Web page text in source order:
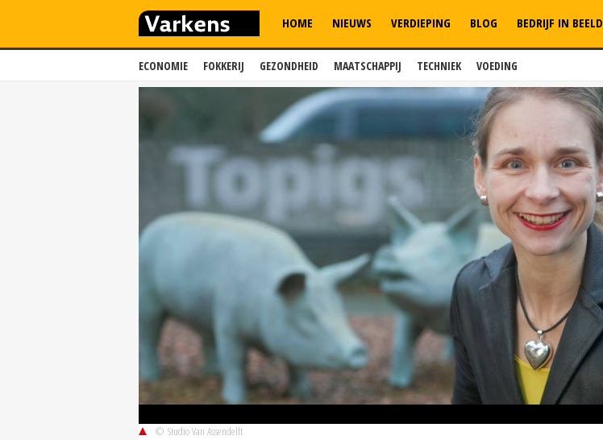
ECONOMIE FOKKERIJ GEZONDHEID MAATSCHAPPIJ TECHNIEK VOEDING
HOME NIEUWS VERDIEPING BLOG BEDRIJF IN BEELD
© Studio Van Assendelft